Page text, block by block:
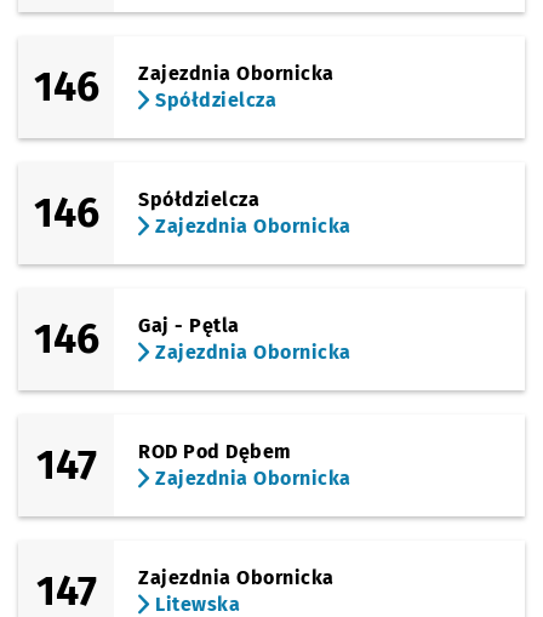
146
Zajezdnia Obornicka
Spółdzielcza
146
Spółdzielcza
Zajezdnia Obornicka
146
Gaj - Pętla
Zajezdnia Obornicka
147
ROD Pod Dębem
Zajezdnia Obornicka
147
Zajezdnia Obornicka
Litewska